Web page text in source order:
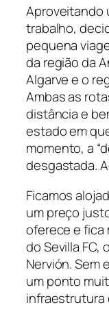
Aproveitando
trabalho,
pequena
da região da
Algarve e o
Ambas as
distância e
estado em
momento, a
desgastada.
Ficamos
um preço
oferece e fica
do Sevilla FC,
Nervión. Sem
um ponto
infraestrutura